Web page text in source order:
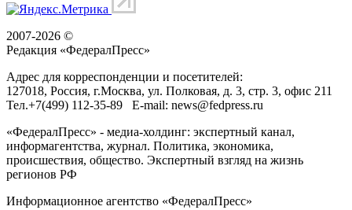
2007-2026 ©
Редакция «ФедералПресс»
Адрес для корреспонденции и посетителей:
127018, Россия, г.Москва, ул. Полковая, д. 3, стр. 3, офис 211
Тел.+7(499) 112-35-89 E-mail: news@fedpress.ru
«ФедералПресс» - медиа-холдинг: экспертный канал,
информагентства, журнал. Политика, экономика,
происшествия, общество. Экспертный взгляд на жизнь
регионов РФ
Информационное агентство «ФедералПресс»